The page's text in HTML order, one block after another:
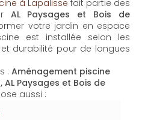
adaptés aux envies et
Chaque projet est pensé
les plantes, les allées
de Chauffagepropose
à Lapalisse
en chauffage de manière
qualité, issu de sources
les saisons froides.